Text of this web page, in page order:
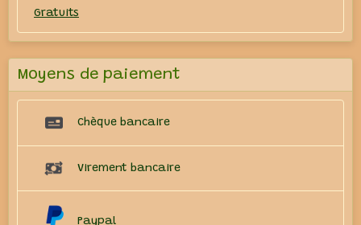
Gratuits
Moyens de paiement
Chèque bancaire
Virement bancaire
Paypal